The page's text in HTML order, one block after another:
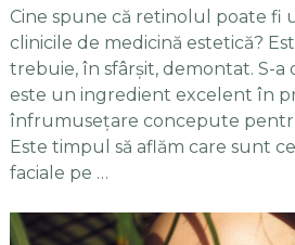
Cine spune că retinolul poate fi
clinicile de medicină estetică?
trebuie, în sfârșit, demontat. S-a
este un ingredient excelent în
înfrumusețare concepute
Este timpul să aflăm care sunt
faciale pe …